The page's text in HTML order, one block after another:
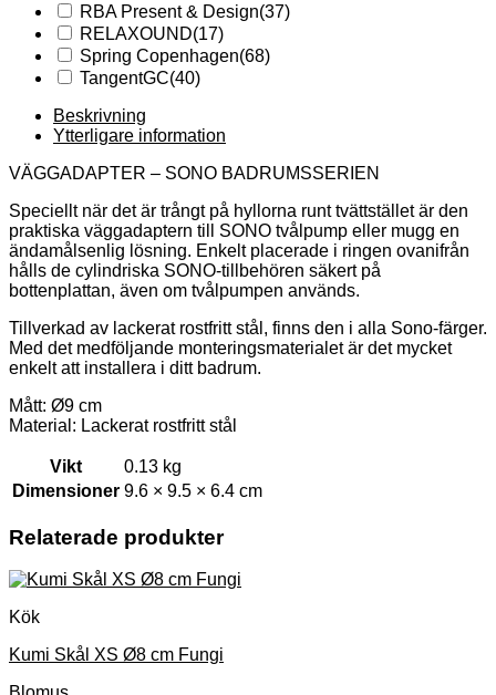
RBA Present & Design(37)
RELAXOUND(17)
Spring Copenhagen(68)
TangentGC(40)
Beskrivning
Ytterligare information
VÄGGADAPTER – SONO BADRUMSSERIEN
Speciellt när det är trångt på hyllorna runt tvättstället är den
praktiska väggadaptern till SONO tvålpump eller mugg en
ändamålsenlig lösning. Enkelt placerade i ringen ovanifrån
hålls de cylindriska SONO-tillbehören säkert på
bottenplattan, även om tvålpumpen används.
Tillverkad av lackerat rostfritt stål, finns den i alla Sono-färger.
Med det medföljande monteringsmaterialet är det mycket
enkelt att installera i ditt badrum.
Mått: Ø9 cm
Material: Lackerat rostfritt stål
Vikt
0.13 kg
Dimensioner 9.6 × 9.5 × 6.4 cm
Relaterade produkter
Kök
Kumi Skål XS Ø8 cm Fungi